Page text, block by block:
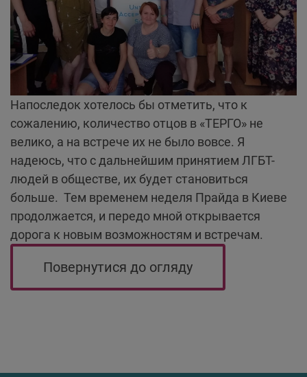
Напоследок хотелось бы отметить, что к
сожалению, количество отцов в «ТЕРГО» не
велико, а на встрече их не было вовсе. Я
надеюсь, что с дальнейшим принятием ЛГБТ-
людей в обществе, их будет становиться
больше. Тем временем неделя Прайда в Киеве
продолжается, и передо мной открывается
дорога к новым возможностям и встречам.
Повернутися до огляду